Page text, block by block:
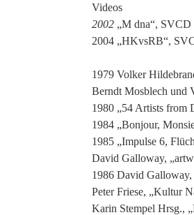
Videos
2002 „M dna“,
2004 „HKvsRB“,
1979 Volker
Berndt Mosblech und
1980 „54 Artists from
1984 „Bonjour,
1985 „Impulse 6,
David Galloway,
1986 David Galloway,
Peter Friese, „Kultur
Karin Stempel Hrsg.,